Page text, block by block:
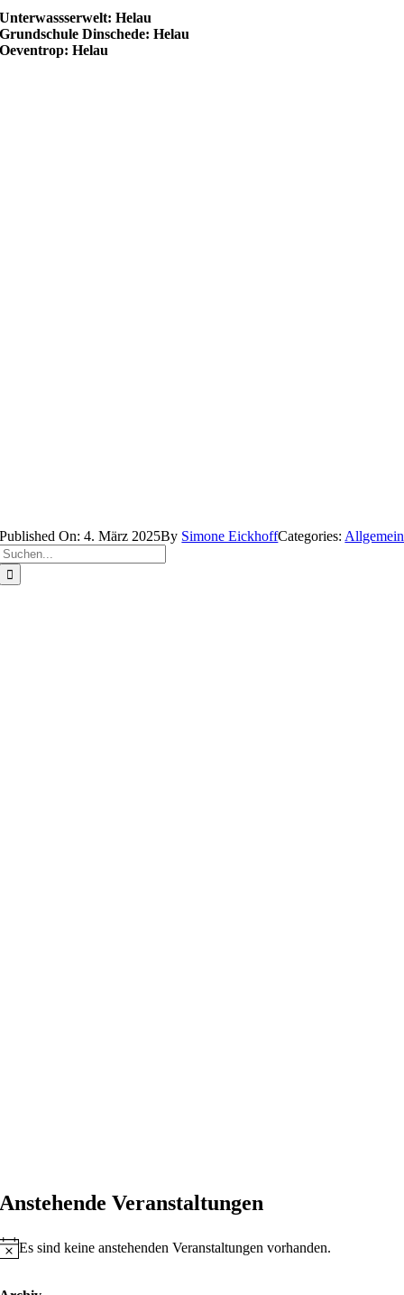
Unterwassserwelt: Helau
Grundschule Dinschede: Helau
Oeventrop: Helau
Published On: 4. März 2025By Simone EickhoffCategories: Allgemein
Anstehende Veranstaltungen
Es sind keine anstehenden Veranstaltungen vorhanden.